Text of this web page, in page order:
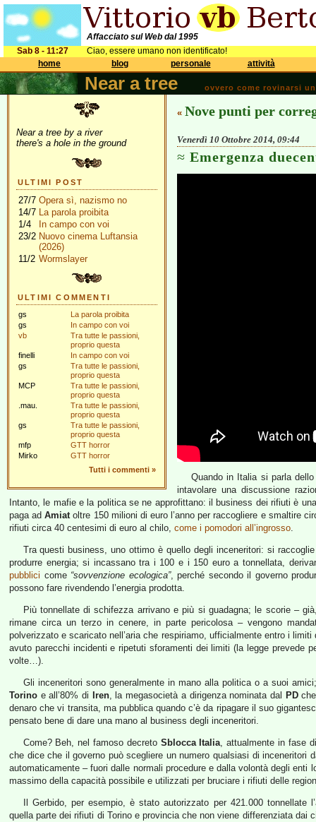
Affacciato sul Web dal 1995
Sab 8 - 11:27
Ciao, essere umano non identificato!
home
blog personale attività
Near a tree ovvero come rovinarsi
Near a tree by a river
there's a hole in the ground
ULTIMI POST
27/7 Opera sì, nazismo no
14/7 La parola proibita
1/4
In campo con voi
23/2 Nuovo cinema Luftansia
(2026)
11/2 Wormslayer
ULTIMI COMMENTI
gs
La parola proibita
gs
In campo con voi
vb
Tra tutte le passioni,
proprio questa
finelli
In campo con voi
gs
Tra tutte le passioni,
proprio questa
MCP
Tra tutte le passioni,
proprio questa
.mau.
Tra tutte le passioni,
proprio questa
gs
Tra tutte le passioni,
proprio questa
mfp
GTT horror
Mirko
GTT horror
Tutti i commenti »
« Nove punti per
Venerdì 10 Ottobre 2014, 09:44
Emergenza
Quando in Italia si parla
intavolare una discussione
Intanto, le mafie e la politica se ne approfittano: il business dei rifiuti è
paga adAmiatoltre 150 milioni di euro l’anno per raccogliere e smaltire
rifiuti circa 40 centesimi di euro al chilo, come i pomodori all’ingrosso.
Tra questi business, uno ottimo è quello degli inceneritori: si
produrre energia; si incassano tra i 100 e i 150 euro a tonnellata,
pubblici come “sovvenzione ecologica”, perché secondo il governo
possono fare rivendendo l’energia prodotta.
Più tonnellate di schifezza arrivano e più si guadagna; le scorie –
rimane circa un terzo in cenere, in parte pericolosa – vengono
polverizzato e scaricato nell’aria che respiriamo, ufficialmente entro i
avuto parecchi incidenti e ripetuti sforamenti dei limiti (la legge prevede
volte…).
Gli inceneritori sono generalmente in mano alla politica o a suoi
Torino e all’80% di Iren, la megasocietà a dirigenza nominata dal PDche
denaro che vi transita, ma pubblica quando c’è da ripagare il suo
pensato bene di dare una mano al business degli inceneritori.
Come? Beh, nel famoso decreto Sblocca Italia, attualmente in fase
che dice che il governo può scegliere un numero qualsiasi di inceneritori
automaticamente – fuori dalle normali procedure e dalla volontà degli
massimo della capacità possibile e utilizzati per bruciare i rifiuti delle
Il Gerbido, per esempio, è stato autorizzato per 421.000 tonnellate
quella parte dei rifiuti di Torino e provincia che non viene differenziata dai